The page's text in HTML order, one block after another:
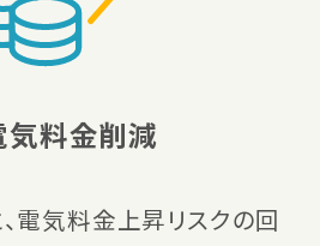
気料金削減
電気料金上昇リスクの回